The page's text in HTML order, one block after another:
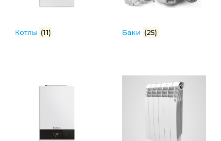
Котлы (11) Баки (25)